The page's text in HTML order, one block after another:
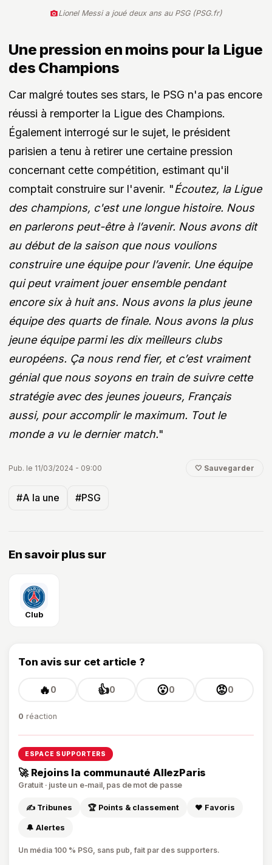
Lionel Messi a joué deux ans au PSG (PSG.fr)
Une pression en moins pour la Ligue
des Champions
Car malgré toutes ses stars, le PSG n'a pas encore
réussi à remporter la Ligue des Champions.
Également interrogé sur le sujet, le président
parisien a tenu à retirer une certaine pression
concernant cette compétition, estimant qu'il
comptait construire sur l'avenir. "Écoutez, la Ligue
des champions, c'est une longue histoire. Nous
en parlerons peut-être à l’avenir. Nous avons dit
au début de la saison que nous voulions
construire une équipe pour l’avenir. Une équipe
qui peut vraiment jouer ensemble pendant
encore six à huit ans. Nous avons la plus jeune
équipe des quarts de finale. Nous avons la plus
jeune équipe parmi les dix meilleurs clubs
européens. Ça nous rend fier, et c’est vraiment
génial que nous soyons en train de suivre cette
stratégie avec des jeunes joueurs, Français
aussi, pour accomplir le maximum. Tout le
monde a vu le dernier match."
Pub. le 11/03/2024 - 09:00 🤍 Sauvegarder
#A la une #PSG
En savoir plus sur
Club
Ton avis sur cet article ?
🔥0 👍0 😮0 😡0
0 réaction
ESPACE SUPPORTERS
🚀 Rejoins la communauté AllezParis
Gratuit · juste un e-mail, pas de mot de passe
✍️ Tribunes 🏆 Points & classement ❤️ Favoris
🔔 Alertes
Un média 100 % PSG, sans pub, fait par des supporters.